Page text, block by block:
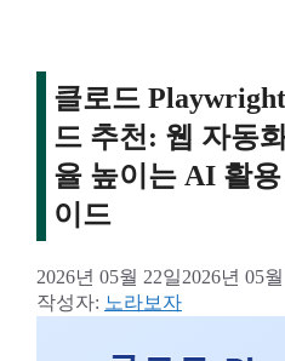
클로드
드 추천: 웹 자동
율 높이는 AI 활
이드
2026년 05월 22일2026년 05
작성자: 노라보자